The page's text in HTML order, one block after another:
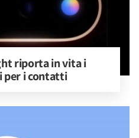
riporta in vita i
per i contatti